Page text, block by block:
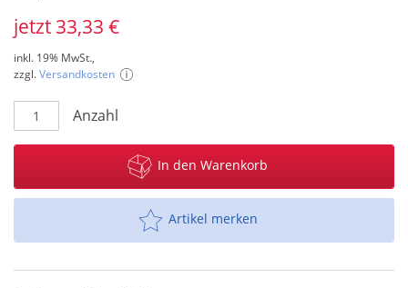
jetzt 33,33 €
inkl. 19% MwSt.,
zzgl.Versandkosten
Anzahl
In den Warenkorb
Artikel merken